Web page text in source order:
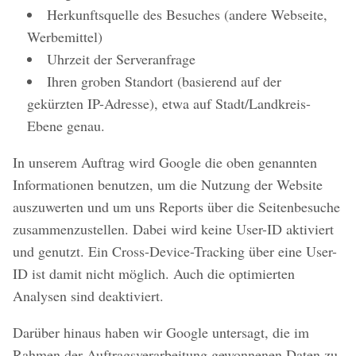
Herkunftsquelle des Besuches (andere Webseite,
Werbemittel)
Uhrzeit der Serveranfrage
Ihren groben Standort (basierend auf der
gekürzten IP-Adresse), etwa auf Stadt/Landkreis-
Ebene genau.
In unserem Auftrag wird Google die oben genannten
Informationen benutzen, um die Nutzung der Website
auszuwerten und um uns Reports über die Seitenbesuche
zusammenzustellen. Dabei wird keine User-ID aktiviert
und genutzt. Ein Cross-Device-Tracking über eine User-
ID ist damit nicht möglich. Auch die optimierten
Analysen sind deaktiviert.
Darüber hinaus haben wir Google untersagt, die im